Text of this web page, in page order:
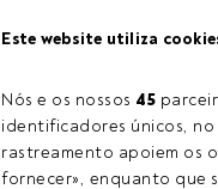
Este website utiliza
Nós e os nossos 45
identificadores únicos,
rastreamento apoiem os
fornecer», enquanto que